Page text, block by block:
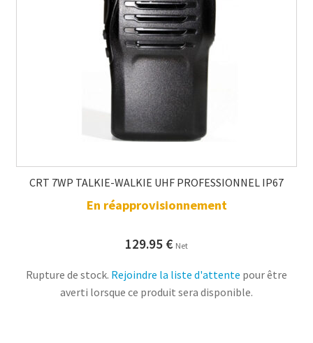
CRT 7WP TALKIE-WALKIE UHF PROFESSIONNEL IP67
En réapprovisionnement
129.95 € Net
Rupture de stock. Rejoindre la liste d'attente pour être
averti lorsque ce produit sera disponible.